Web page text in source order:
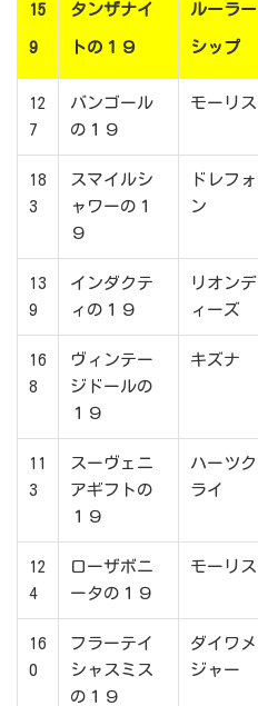
15
9
タンザナイ
トの１９
ルーラー
シップ
12
7
バンゴール
の１９
モーリス
18
3
スマイルシ
ャワーの１
９
ドレフォ
ン
13
9
インダクテ
ィの１９
リオンデ
ィーズ
16
8
ヴィンテー
ジドールの
１９
キズナ
11
3
スーヴェニ
アギフトの
１９
ハーツク
ライ
12
4
ローザボニ
ータの１９
モーリス
16
0
フラーテイ
シャスミス
の１９
ダイワメ
ジャー